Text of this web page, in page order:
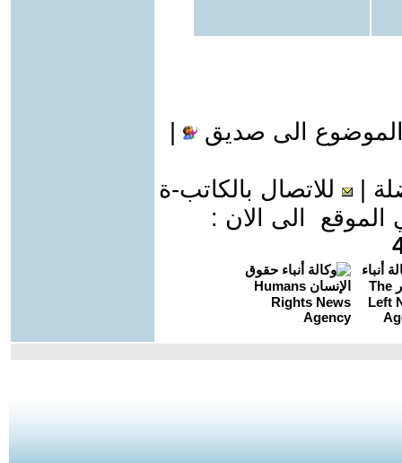
الى صديق
للاتصال بالكاتب-ة
الى الان :